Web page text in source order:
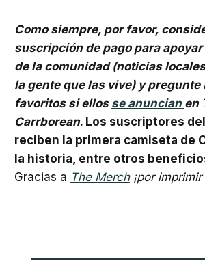
Como siempre, por favor,
suscripción de pago para
de la comunidad (noticias
la gente que las vive) y pregunte
favoritos si ellos se anuncian en
Carrborean. Los suscriptores
reciben la primera camiseta de
la historia, entre otros
Gracias a The Merch¡por